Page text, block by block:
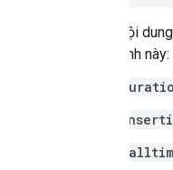
Trong nội
thuộc tính này: